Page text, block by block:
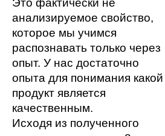
Это фактически не
анализируемое свойство,
которое мы учимся
распознавать только через
опыт. У нас достаточно
опыта для понимания какой
продукт является
качественным.
Исходя из полученного